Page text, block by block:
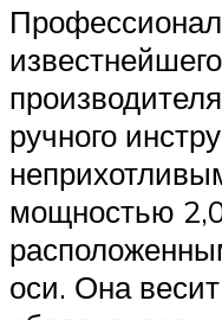
ручного
мощностью
оси. Она